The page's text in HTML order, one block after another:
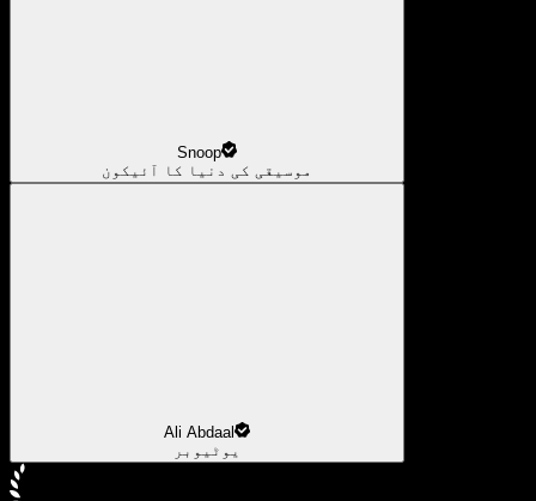
Snoop
موسیقی کی دنیا کا آئیکون
Ali Abdaal
یوٹیوبر